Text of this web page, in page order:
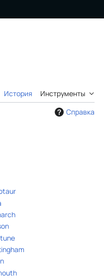
История Инструменты
Справка